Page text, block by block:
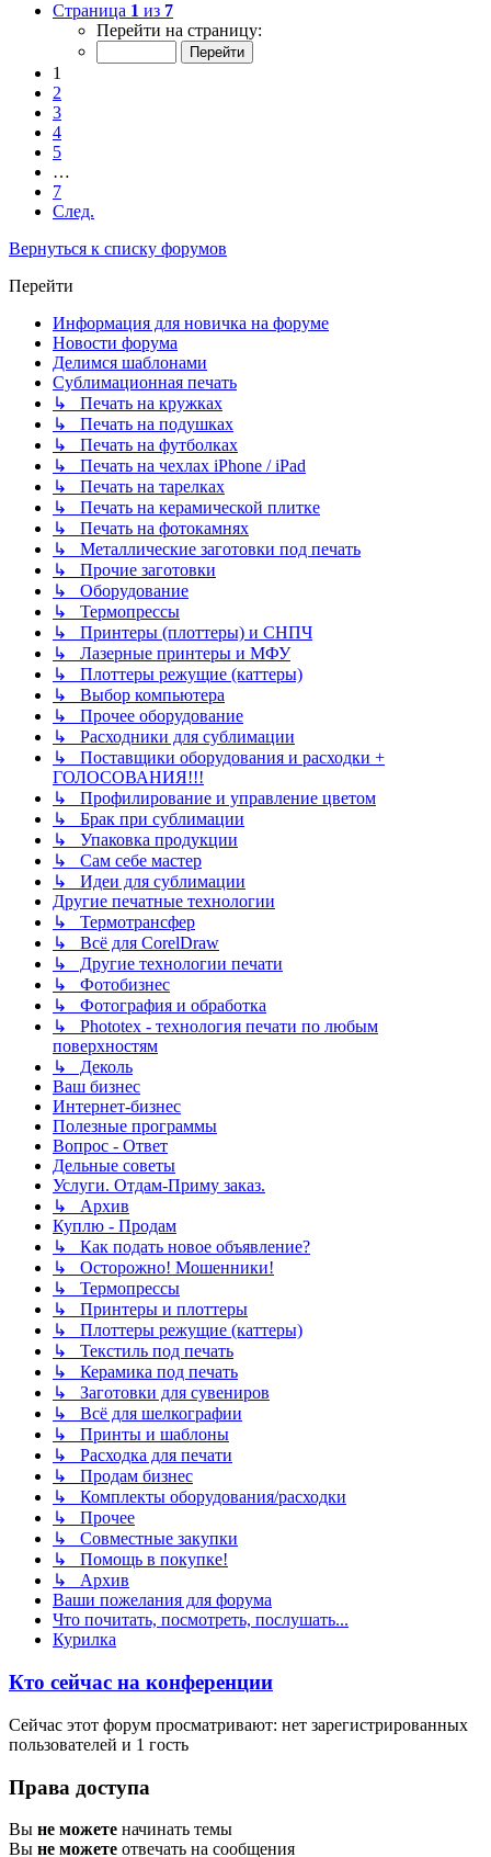
Страница 1 из 7
Перейти на страницу:
1
2
3
4
5
…
7
След.
Вернуться к списку форумов
Перейти
Информация для новичка на форуме
Новости форума
Делимся шаблонами
Сублимационная печать
↳ Печать на кружках
↳ Печать на подушках
↳ Печать на футболках
↳ Печать на чехлах iPhone / iPad
↳ Печать на тарелках
↳ Печать на керамической плитке
↳ Печать на фотокамнях
↳ Металлические заготовки под печать
↳ Прочие заготовки
↳ Оборудование
↳ Термопрессы
↳ Принтеры (плоттеры) и СНПЧ
↳ Лазерные принтеры и МФУ
↳ Плоттеры режущие (каттеры)
↳ Выбор компьютера
↳ Прочее оборудование
↳ Расходники для сублимации
↳ Поставщики оборудования и расходки +
ГОЛОСОВАНИЯ!!!
↳ Профилирование и управление цветом
↳ Брак при сублимации
↳ Упаковка продукции
↳ Сам себе мастер
↳ Идеи для сублимации
Другие печатные технологии
↳ Термотрансфер
↳ Всё для CorelDraw
↳ Другие технологии печати
↳ Фотобизнес
↳ Фотография и обработка
↳ Phototex - технология печати по любым
поверхностям
↳ Деколь
Ваш бизнес
Интернет-бизнес
Полезные программы
Вопрос - Ответ
Дельные советы
Услуги. Отдам-Приму заказ.
↳ Архив
Куплю - Продам
↳ Как подать новое объявление?
↳ Осторожно! Мошенники!
↳ Термопрессы
↳ Принтеры и плоттеры
↳ Плоттеры режущие (каттеры)
↳ Текстиль под печать
↳ Керамика под печать
↳ Заготовки для сувениров
↳ Всё для шелкографии
↳ Принты и шаблоны
↳ Расходка для печати
↳ Продам бизнес
↳ Комплекты оборудования/расходки
↳ Прочее
↳ Совместные закупки
↳ Помощь в покупке!
↳ Архив
Ваши пожелания для форума
Что почитать, посмотреть, послушать...
Курилка
Кто сейчас на конференции
Сейчас этот форум просматривают: нет зарегистрированных
пользователей и 1 гость
Права доступа
Вы не можете начинать темы
Вы не можете отвечать на сообщения